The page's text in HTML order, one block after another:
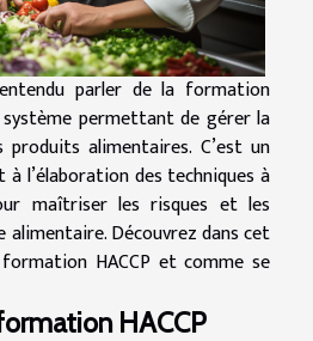
parler de la formation
système permettant de gérer la
alimentaires. C’est un
l’élaboration des techniques à
maîtriser les risques et les
alimentaire. Découvrez dans cet
HACCP et comme se
HACCP